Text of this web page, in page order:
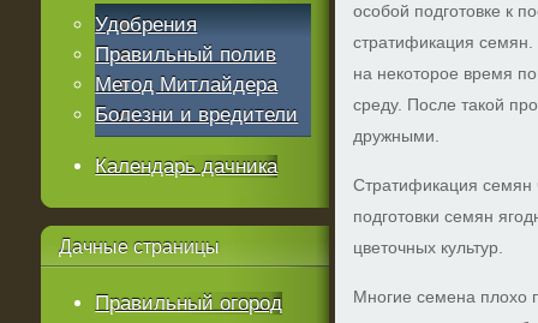
особой подготовке к
стратификация
на некоторое время
среду. После такой
дружными.
Стратификация семян
подготовки семян
цветочных культур.
Многие семена плохо
Удобрения
Правильный полив
Метод Митлайдера
Болезни и вредители
Календарь дачника
Дачные страницы
Правильный огород